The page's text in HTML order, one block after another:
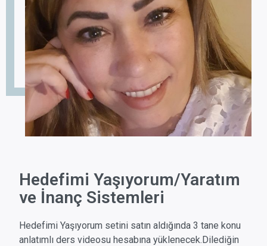
Hedefimi Yaşıyorum/Yaratım
ve İnanç Sistemleri
Hedefimi Yaşıyorum setini satın aldığında 3 tane konu
anlatımlı ders videosu hesabına yüklenecek.Dilediğin